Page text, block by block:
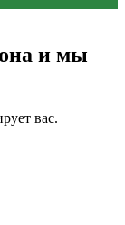
и мы
вас.